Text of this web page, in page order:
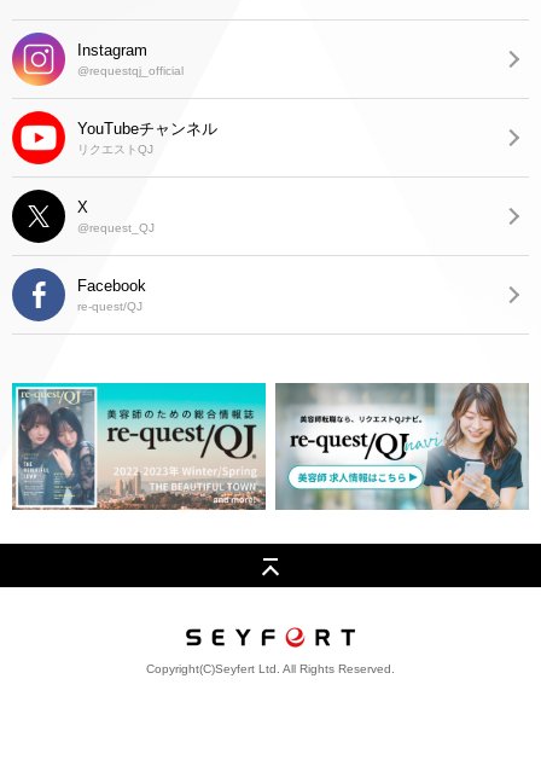
Instagram
@requestqj_official
YouTubeチャンネル
リクエストQJ
X
@request_QJ
Facebook
re-quest/QJ
Copyright(C)Seyfert Ltd. All Rights Reserved.